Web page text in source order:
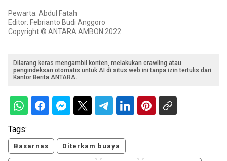
Pewarta: Abdul Fatah
Editor: Febrianto Budi Anggoro
Copyright © ANTARA AMBON 2022
Dilarang keras mengambil konten, melakukan crawling atau
pengindeksan otomatis untuk AI di situs web ini tanpa izin tertulis dari
Kantor Berita ANTARA.
Tags:
Basarnas Diterkam buaya